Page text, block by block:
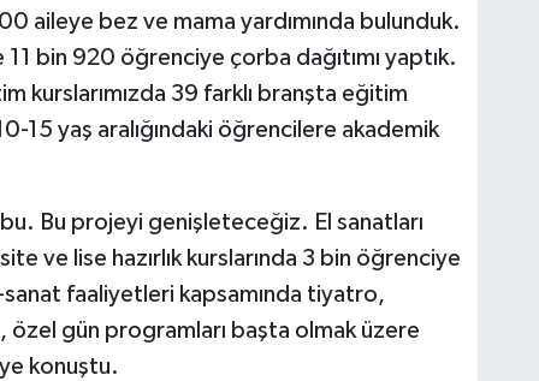
aileye bez ve mama yardımında bulunduk.
bin 920 öğrenciye çorba dağıtımı yaptık.
kurslarımızda 39 farklı branşta eğitim
15 yaş aralığındaki öğrencilere akademik
Bu projeyi genişleteceğiz. El sanatları
ve lise hazırlık kurslarında 3 bin öğrenciye
faaliyetleri kapsamında tiyatro,
gün programları başta olmak üzere
konuştu.